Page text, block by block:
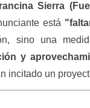
Sierra
está
sino una
y
incitado un